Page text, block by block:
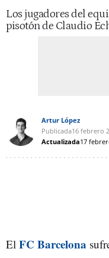
Los jugadores del
pisotón de Claudio
Artur López
Publicada16 febrero
Actualizada17
El FC Barcelona